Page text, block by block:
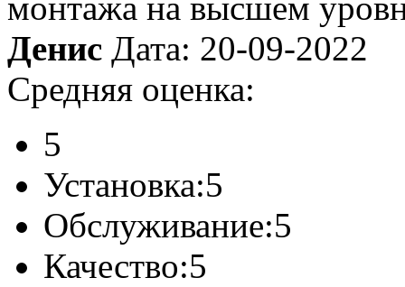
монтажа на высшем
Денис Дата: 20-09-2022
Средняя оценка:
5
Установка:5
Обслуживание:5
Качество:5